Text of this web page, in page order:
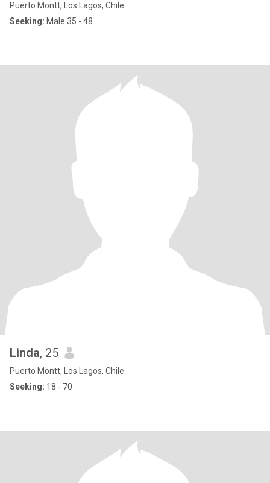
Puerto Montt, Los Lagos, Chile
Seeking: Male 35 - 48
Linda, 25
Puerto Montt, Los Lagos, Chile
Seeking: 18 - 70